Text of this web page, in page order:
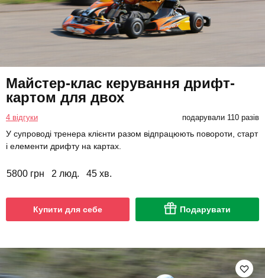
Майстер-клас керування дрифт-
картом для двох
4 відгуки подарували 110 разів
У супроводі тренера клієнти разом відпрацюють повороти, старт
і елементи дрифту на картах.
5800 грн 2 люд. 45 хв.
Купити для себе Подарувати